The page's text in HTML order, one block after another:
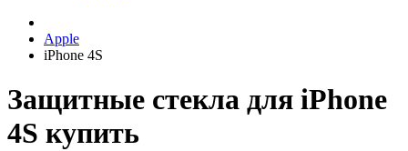
Apple
iPhone 4S
Защитные стекла для iPhone
4S купить